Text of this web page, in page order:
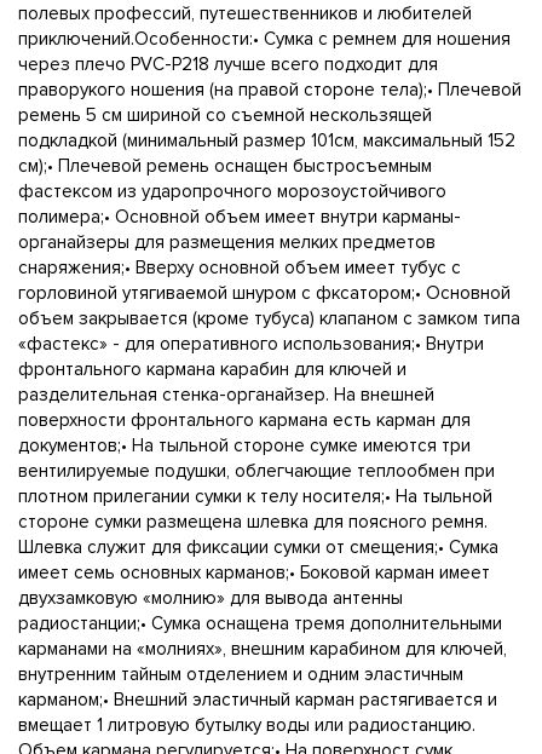
полевых профессий, путешественников и любителей
приключений.Особенности:• Сумка с ремнем для ношения
через плечо PVC-P218 лучше всего подходит для
праворукого ношения (на правой стороне тела);• Плечевой
ремень 5 см шириной со съемной нескользящей
подкладкой (минимальный размер 101см, максимальный 152
см);• Плечевой ремень оснащен быстросъемным
фастексом из ударопрочного морозоустойчивого
полимера;• Основной объем имеет внутри карманы-
органайзеры для размещения мелких предметов
снаряжения;• Вверху основной объем имеет тубус с
горловиной утягиваемой шнуром с фксатором;• Основной
объем закрывается (кроме тубуса) клапаном с замком типа
«фастекс» - для оперативного использования;• Внутри
фронтального кармана карабин для ключей и
разделительная стенка-органайзер. На внешней
поверхности фронтального кармана есть карман для
документов;• На тыльной стороне сумке имеются три
вентилируемые подушки, облегчающие теплообмен при
плотном прилегании сумки к телу носителя;• На тыльной
стороне сумки размещена шлевка для поясного ремня.
Шлевка служит для фиксации сумки от смещения;• Сумка
имеет семь основных карманов;• Боковой карман имеет
двухзамковую «молнию» для вывода антенны
радиостанции;• Сумка оснащена тремя дополнительными
карманами на «молниях», внешним карабином для ключей,
внутренним тайным отделением и одним эластичным
карманом;• Внешний эластичный карман растягивается и
вмещает 1 литровую бутылку воды или радиостанцию.